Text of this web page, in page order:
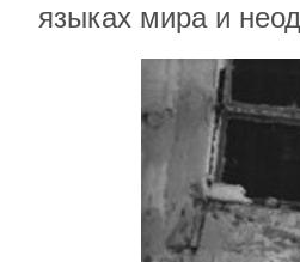
языках мира и